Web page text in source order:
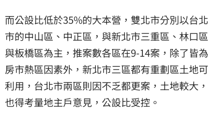
而公設比低於35%的大本營，雙北市分別以台北
市的中山區、中正區，與新北市三重區、林口區
與板橋區為主，推案數各區在9-14案，除了皆為
房市熱區因素外，新北市三區都有重劃區土地可
利用，台北市兩區則因不乏都更案，土地較大，
也得考量地主戶意見，公設比受控。